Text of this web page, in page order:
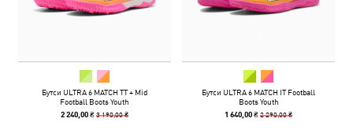
Бутси ULTRA 6 MATCH TT + Mid
Football Boots Youth
2 240,00 ₴3 190,00 ₴
Бутси ULTRA 6 MATCH IT Football
Boots Youth
1 640,00 ₴2 290,00 ₴